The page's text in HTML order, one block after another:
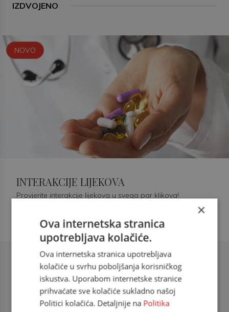
IZDVOJENO
Šećerna bolest tip 2 = kardiovaskularna
doc. dr. sc. Višnja Kokić Maleš,
dr.med., specijalististica
NOVO
INTERAKCIJE LIJEKOVA
Provjerite interakcije lijekova u svega par klikova!
×
Ova internetska stranica
upotrebljava kolačiće.
Ova internetska stranica upotrebljava
kolačiće u svrhu poboljšanja korisničkog
iskustva. Uporabom internetske stranice
prihvaćate sve kolačiće sukladno našoj
Politici kolačića. Detaljnije na Politika